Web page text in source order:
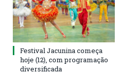
Festival Jacunina começa
hoje (12), com programação
diversificada